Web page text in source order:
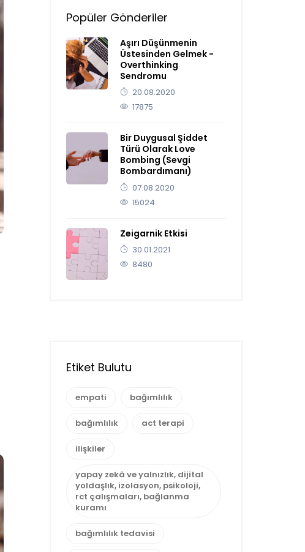
Popüler Gönderiler
Aşırı Düşünmenin
Üstesinden Gelmek -
Overthinking
Sendromu
20.08.2020
17875
Bir Duygusal Şiddet
Türü Olarak Love
Bombing (Sevgi
Bombardımanı)
07.08.2020
15024
Zeigarnik Etkisi
30.01.2021
8480
Etiket Bulutu
empati bağımlılık
bağımlılık act terapi
ilişkiler
yapay zekâ ve yalnızlık, dijital
yoldaşlık, izolasyon, psikoloji,
rct çalışmaları, bağlanma
kuramı
bağımlılık tedavisi